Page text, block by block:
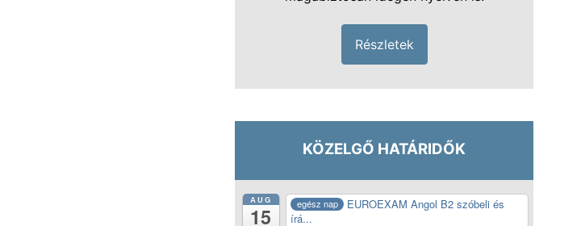
Részletek
KÖZELGŐ HATÁRIDŐK
AUG
15
egész nap
EUROEXAM Angol B2 szóbeli és
írá...